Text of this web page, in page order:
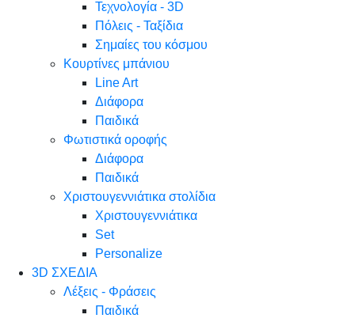
Τεχνολογία - 3D
Πόλεις - Ταξίδια
Σημαίες του κόσμου
Κουρτίνες μπάνιου
Line Art
Διάφορα
Παιδικά
Φωτιστικά οροφής
Διάφορα
Παιδικά
Χριστουγεννιάτικα στολίδια
Χριστουγεννιάτικα
Set
Personalize
3D ΣΧΕΔΙΑ
Λέξεις - Φράσεις
Παιδικά